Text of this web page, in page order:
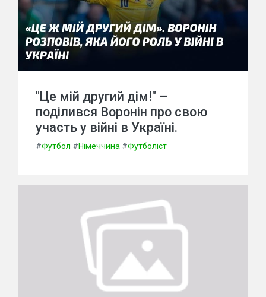
"Це мій другий дім!" –
поділився Воронін про свою
участь у війні в Україні.
#Футбол #Німеччина #Футболіст